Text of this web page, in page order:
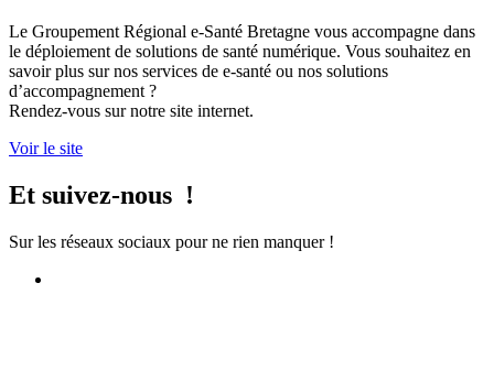
Le Groupement Régional e-Santé Bretagne vous accompagne dans
le déploiement de solutions de santé numérique. Vous souhaitez en
savoir plus sur nos services de e-santé ou nos solutions
d’accompagnement ?
Rendez-vous sur notre site internet.
Voir le site
Et suivez-nous !
Sur les réseaux sociaux pour ne rien manquer !